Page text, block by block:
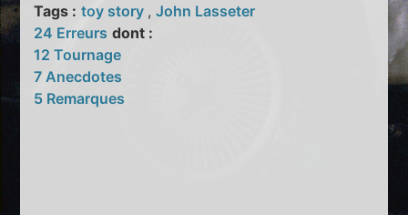
Tags : toy story ,John Lasseter
24 Erreurs dont :
12 Tournage
7 Anecdotes
5 Remarques